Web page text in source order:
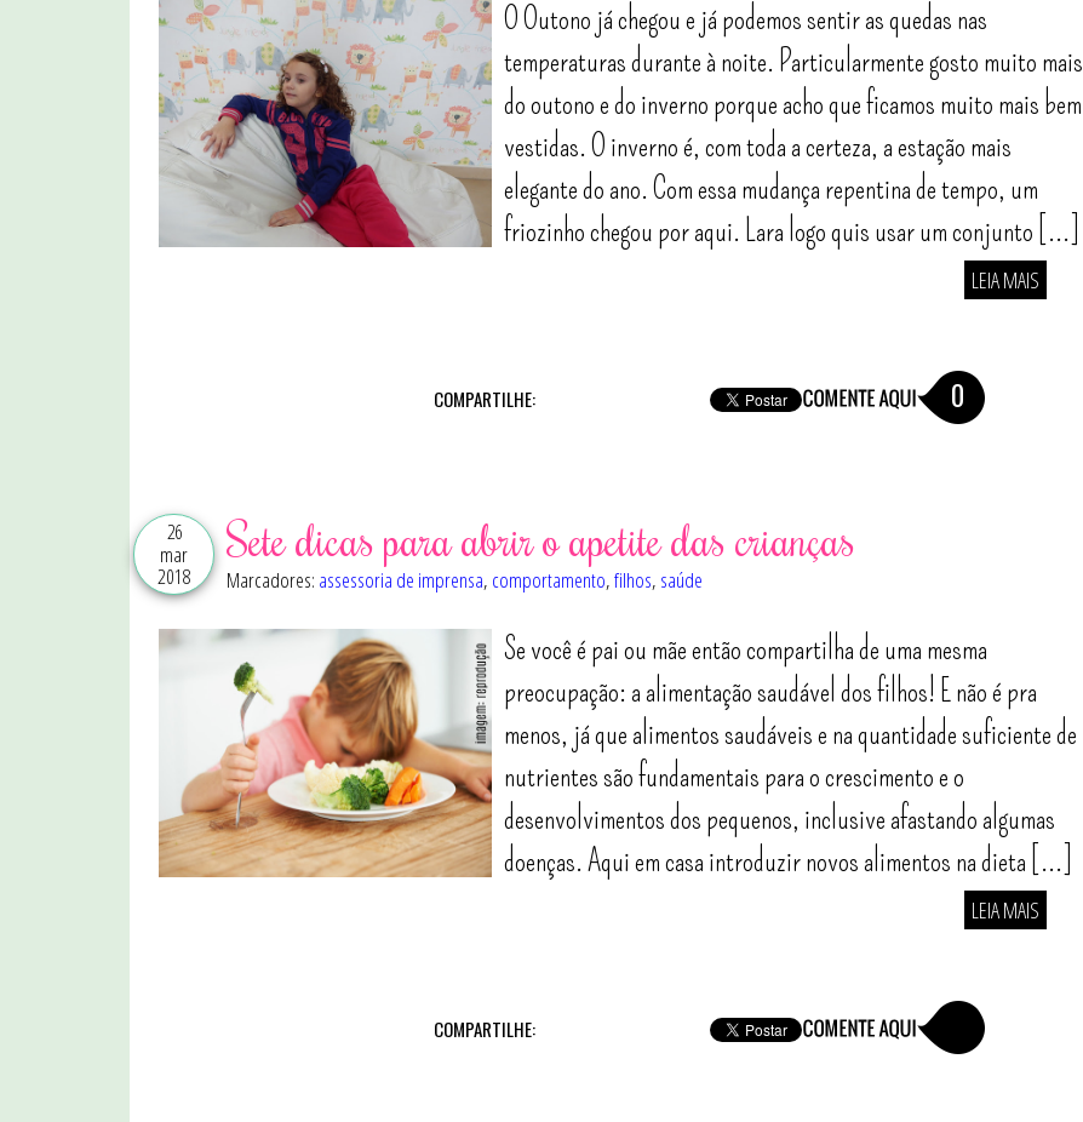
O Outono já chegou e já podemos sentir as quedas nas
temperaturas durante à noite. Particularmente gosto muito mais
do outono e do inverno porque acho que ficamos muito mais bem
vestidas. O inverno é, com toda a certeza, a estação mais
elegante do ano. Com essa mudança repentina de tempo, um
friozinho chegou por aqui. Lara logo quis usar um conjunto [...]
LEIA MAIS
0
COMPARTILHE:
26
mar
2018
Sete dicas para abrir o apetite das crianças
Marcadores: assessoria de imprensa, comportamento,filhos, saúde
Se você é pai ou mãe então compartilha de uma mesma
preocupação: a alimentação saudável dos filhos! E não é pra
menos, já que alimentos saudáveis e na quantidade suficiente de
nutrientes são fundamentais para o crescimento e o
desenvolvimentos dos pequenos, inclusive afastando algumas
doenças. Aqui em casa introduzir novos alimentos na dieta [...]
LEIA MAIS
COMPARTILHE: